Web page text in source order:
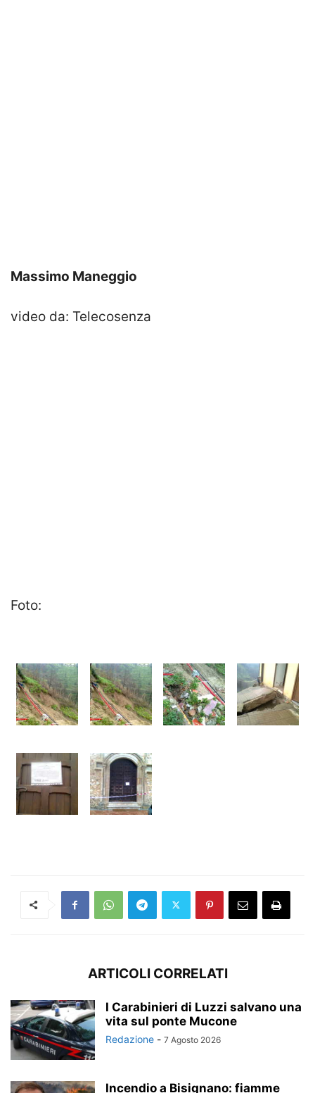
Massimo Maneggio
video da: Telecosenza
Foto:
ARTICOLI CORRELATI
I Carabinieri di Luzzi salvano una
vita sul ponte Mucone
Redazione - 7 Agosto 2026
Incendio a Bisignano: fiamme